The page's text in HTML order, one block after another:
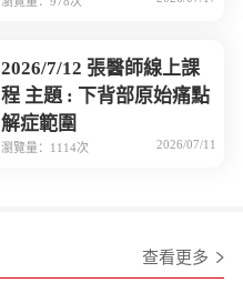
2026/7/12 張醫師線上課
程 主題 : 下背部原始痛點
解症範圍
瀏覽量：1114次 2026/07/11
查看更多